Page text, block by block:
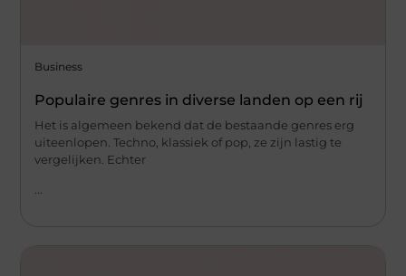
Business
Populaire genres in diverse landen op een rij
Het is algemeen bekend dat de bestaande genres erg
uiteenlopen. Techno, klassiek of pop, ze zijn lastig te
vergelijken. Echter